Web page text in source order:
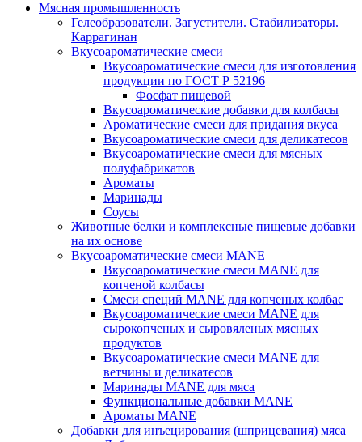
Мясная промышленность
Гелеобразователи. Загустители. Стабилизаторы.
Каррагинан
Вкусоароматические смеси
Вкусоароматические смеси для изготовления
продукции по ГОСТ Р 52196
Фосфат пищевой
Вкусоароматические добавки для колбасы
Ароматические смеси для придания вкуса
Вкусоароматические смеси для деликатесов
Вкусоароматические смеси для мясных
полуфабрикатов
Ароматы
Маринады
Соусы
Животные белки и комплексные пищевые добавки
на их основе
Вкусоароматические смеси MANE
Вкусоароматические смеси MANE для
копченой колбасы
Смеси специй MANE для копченых колбас
Вкусоароматические смеси MANE для
сырокопченых и сыровяленых мясных
продуктов
Вкусоароматические смеси MANE для
ветчины и деликатесов
Маринады MANE для мяса
Функциональные добавки MANE
Ароматы MANE
Добавки для инъецирования (шприцевания) мяса